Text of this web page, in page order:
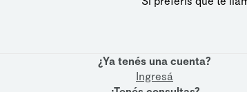
¿Ya tenés una cuenta?
Ingresá